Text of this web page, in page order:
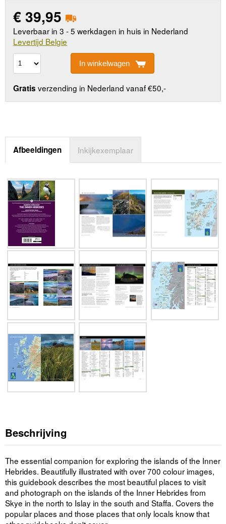
€ 39,95
Leverbaar in 3 - 5 werkdagen in huis in Nederland
Levertijd Belgie
In winkelwagen
Gratis verzending in Nederland vanaf €50,-
Afbeeldingen Inkijkexemplaar
Beschrijving
The essential companion for exploring the islands of the Inner
Hebrides. Beautifully illustrated with over 700 colour images,
this guidebook describes the most beautiful places to visit
and photograph on the islands of the Inner Hebrides from
Skye in the north to Islay in the south and Staffa. Covers the
popular places and those places that only locals know that